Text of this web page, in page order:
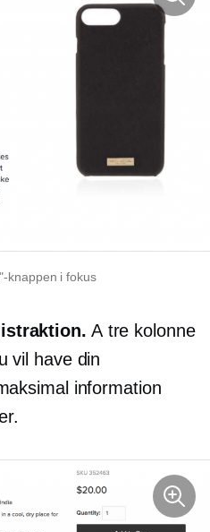
knappen i fokus
A tre kolonne
vil have din
information